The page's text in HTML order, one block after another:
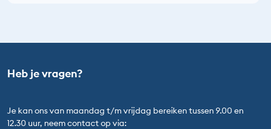
Heb je vragen?
Je kan ons van maandag t/m vrijdag bereiken tussen 9.00 en
12.30 uur, neem contact op via: